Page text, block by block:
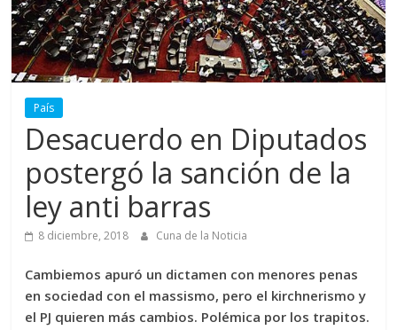
País
Desacuerdo en Diputados
postergó la sanción de la
ley anti barras
8 diciembre, 2018 Cuna de la Noticia
Cambiemos apuró un dictamen con menores penas
en sociedad con el massismo, pero el kirchnerismo y
el PJ quieren más cambios. Polémica por los trapitos.